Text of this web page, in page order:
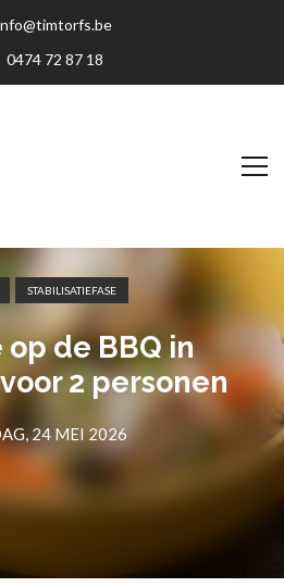
0474 72 87 18
STABILISATIEFASE
op de BBQ in
2 personen
24 MEI 2026